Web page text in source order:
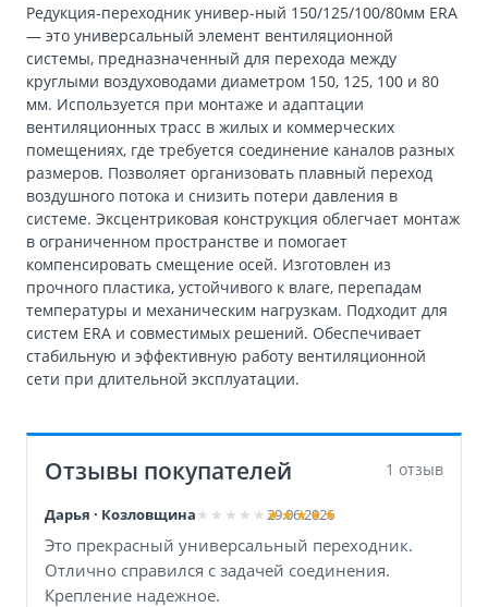
Редукция-переходник универ-ный 150/125/100/80мм ERA
— это универсальный элемент вентиляционной
системы, предназначенный для перехода между
круглыми воздуховодами диаметром 150, 125, 100 и 80
мм. Используется при монтаже и адаптации
вентиляционных трасс в жилых и коммерческих
помещениях, где требуется соединение каналов разных
размеров. Позволяет организовать плавный переход
воздушного потока и снизить потери давления в
системе. Эксцентриковая конструкция облегчает монтаж
в ограниченном пространстве и помогает
компенсировать смещение осей. Изготовлен из
прочного пластика, устойчивого к влаге, перепадам
температуры и механическим нагрузкам. Подходит для
систем ERA и совместимых решений. Обеспечивает
стабильную и эффективную работу вентиляционной
сети при длительной эксплуатации.
Отзывы покупателей 1 отзыв
Дарья · Козловщина 29.06.2026
Это прекрасный универсальный переходник.
Отлично справился с задачей соединения.
Крепление надежное.